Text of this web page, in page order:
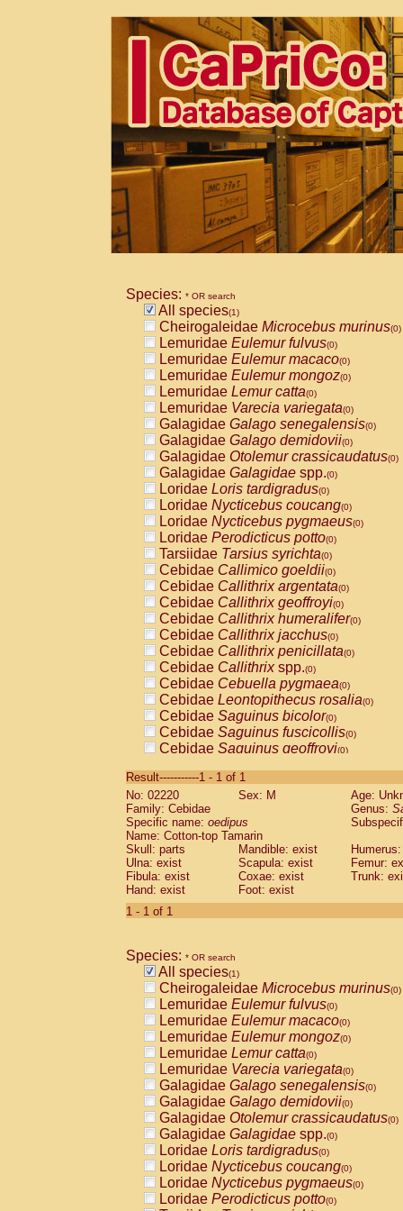
Species: * OR search
All species(1)
Cheirogaleidae Microcebus murinus(0)
Lemuridae Eulemur fulvus(0)
Lemuridae Eulemur macaco(0)
Lemuridae Eulemur mongoz(0)
Lemuridae Lemur catta(0)
Lemuridae Varecia variegata(0)
Galagidae Galago senegalensis(0)
Galagidae Galago demidovii(0)
Galagidae Otolemur crassicaudatus(0)
Galagidae Galagidae spp.(0)
Loridae Loris tardigradus(0)
Loridae Nycticebus coucang(0)
Loridae Nycticebus pygmaeus(0)
Loridae Perodicticus potto(0)
Tarsiidae Tarsius syrichta(0)
Cebidae Callimico goeldii(0)
Cebidae Callithrix argentata(0)
Cebidae Callithrix geoffroyi(0)
Cebidae Callithrix humeralifer(0)
Cebidae Callithrix jacchus(0)
Cebidae Callithrix penicillata(0)
Cebidae Callithrixspp.(0)
Cebidae Cebuella pygmaea(0)
Cebidae Leontopithecus rosalia(0)
Cebidae Saguinus bicolor(0)
Cebidae Saguinus fuscicollis(0)
Cebidae Saguinus geoffroyi(0)
CebidaeSaguinus labiatus(0)
Cebidae Saguinus leucopus (0)
Cebidae
CebidaeSaguinus mystax
Cebidae Saguinus nigricollis (0)
Cebidae Saguinus oedipus
Cebidae Saguinus weddelli
Cebidae Saguinusspp.
Cebidae
CebidaeCebus capucinus
CebidaeCebus nigrivittatus
CebidaeCebus spp.(0)
CebidaeSaimiri boliviensis(0)
CebidaeSaimiri sciureus(0)
AtelidaeAlouatta caraya(0)
AtelidaeAlouatta fusca(0)
AtelidaeAlouatta seniculus(0)
AtelidaeAlouattaspp.(0)
AtelidaeAteles belzebuth(0)
AtelidaeAteles geoffroyi(0)
AtelidaeAteles paniscus(0)
AtelidaeAtelesspp.(0)
AtelidaeLagothrix lagothricha(0)
AtelidaeLagothrix lagothricha cana
PitheciidaeCacajao calvus
Result-----------1 - 1 of 1
No: 02220
Sex: M
Age:
Family: Cebidae
Genus:
Specific name: oedipus
Name: Cotton-top Tamarin
Skull: parts
Mandible: exist
Ulna: exist
Scapula: exist
Femur:
Fibula: exist
Coxae: exist
Trunk:
Hand: exist
Foot: exist
1 - 1 of 1
Species: * OR search
All species(1)
Cheirogaleidae Microcebus murinus(0)
Lemuridae Eulemur fulvus(0)
Lemuridae Eulemur macaco(0)
Lemuridae Eulemur mongoz(0)
Lemuridae Lemur catta(0)
Lemuridae Varecia variegata(0)
Galagidae Galago senegalensis(0)
Galagidae Galago demidovii(0)
Galagidae Otolemur crassicaudatus(0)
Galagidae Galagidae spp.(0)
Loridae Loris tardigradus(0)
Loridae Nycticebus coucang(0)
Loridae Nycticebus pygmaeus(0)
Loridae Perodicticus potto(0)